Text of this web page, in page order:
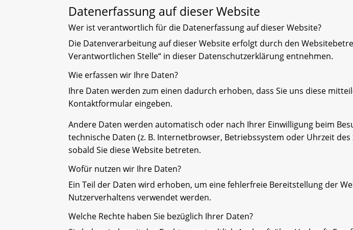
Datenerfassung auf dieser Website
Wer ist verantwortlich für die Datenerfassung auf dieser Website?
Die Datenverarbeitung auf dieser Website erfolgt durch den
Verantwortlichen Stelle“ in dieser Datenschutzerklärung entnehmen.
Wie erfassen wir Ihre Daten?
Ihre Daten werden zum einen dadurch erhoben, dass Sie uns diese
Kontaktformular eingeben.
Andere Daten werden automatisch oder nach Ihrer Einwilligung beim
technische Daten (z. B. Internetbrowser, Betriebssystem oder Uhrzeit
sobald Sie diese Website betreten.
Wofür nutzen wir Ihre Daten?
Ein Teil der Daten wird erhoben, um eine fehlerfreie Bereitstellung der
Nutzerverhaltens verwendet werden.
Welche Rechte haben Sie bezüglich Ihrer Daten?